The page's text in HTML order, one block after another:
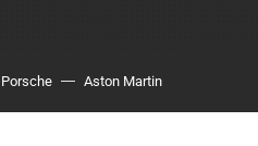
Porsche Aston Martin